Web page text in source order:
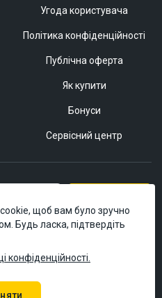
Угода користувача
Політика конфіденційності
Публічна оферта
Як купити
Бонуси
Сервісний центр
щоб вам було зручно
Будь ласка, підтвердіть
конфіденційності.